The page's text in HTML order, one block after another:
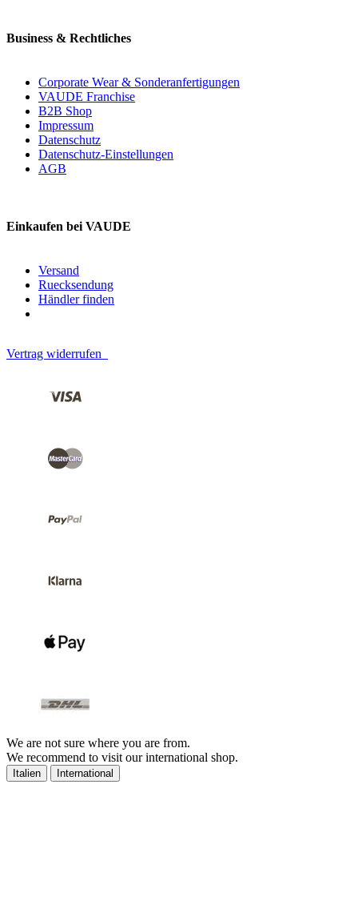
Business & Rechtliches
Corporate Wear & Sonderanfertigungen
VAUDE Franchise
B2B Shop
Impressum
Datenschutz
Datenschutz-Einstellungen
AGB
Einkaufen bei VAUDE
Versand
Ruecksendung
Händler finden
Vertrag widerrufen
We are not sure where you are from.
We recommend to visit our international shop.
Italien International